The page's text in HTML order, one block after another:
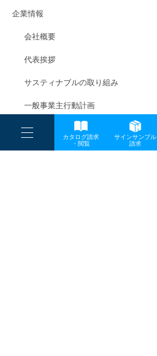
----
----
-
カタログ請求
・閲覧
サインサンプル
請求
企業情報
会社概要
代表挨拶
サスティナブルの取り組み
一般事業主行動計画